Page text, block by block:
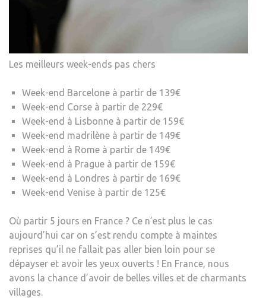
Les meilleurs week-ends pas chers
Week-end Barcelone à partir de 139€
Week-end Corse à partir de 229€
Week-end à Lisbonne à partir de 159€
Week-end madrilène à partir de 149€
Week-end à Rome à partir de 149€
Week-end à Prague à partir de 159€
Week-end à Londres à partir de 169€
Week-end Venise à partir de 125€
Où partir 5 jours en France ? Ce n’est plus le cas
aujourd’hui car on s’est rendu compte à maintes
reprises qu’il ne fallait pas aller bien loin pour se
dépayser et avoir les yeux ouverts ! En France, nous
avons la chance d’avoir de belles villes et de charmants
villages.